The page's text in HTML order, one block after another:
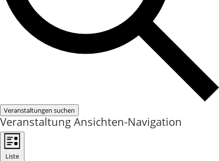
Veranstaltungen suchen
Veranstaltung Ansichten-Navigation
Liste